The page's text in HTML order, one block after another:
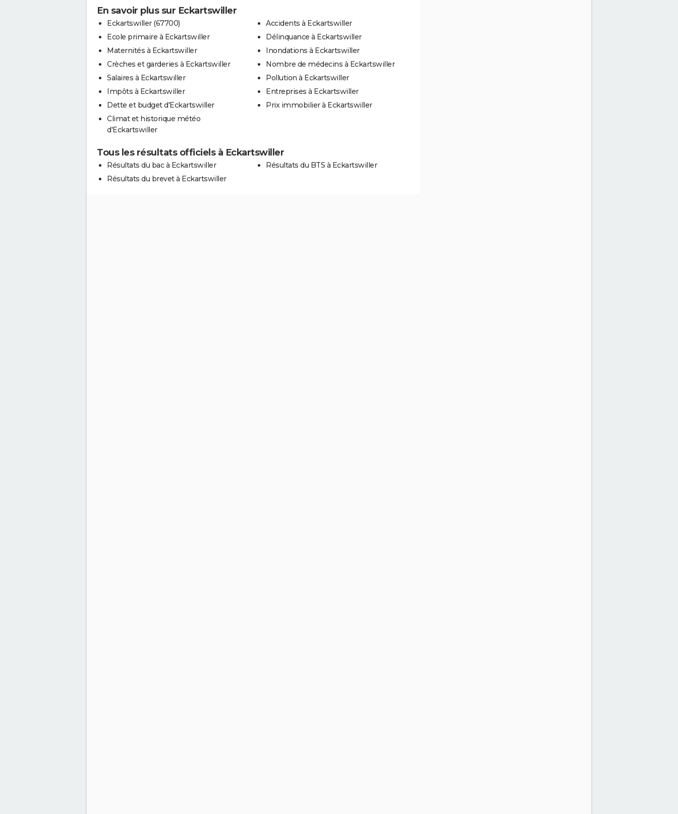
En savoir plus sur Eckartswiller
Eckartswiller (67700)
Ecole primaire à Eckartswiller
Maternités à Eckartswiller
Crèches et garderies à Eckartswiller
Salaires à Eckartswiller
Impôts à Eckartswiller
Dette et budget d'Eckartswiller
Climat et historique météo
d'Eckartswiller
Accidents à Eckartswiller
Délinquance à Eckartswiller
Inondations à Eckartswiller
Nombre de médecins à Eckartswiller
Pollution à Eckartswiller
Entreprises à Eckartswiller
Prix immobilier à Eckartswiller
Tous les résultats officiels à Eckartswiller
Résultats du bac à Eckartswiller
Résultats du brevet à Eckartswiller
Résultats du BTS à Eckartswiller